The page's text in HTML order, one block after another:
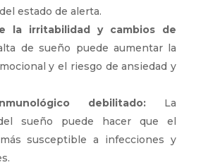
estado de alerta.
la irritabilidad y cambios de
de sueño puede aumentar la
y el riesgo de ansiedad y
debilitado: La
sueño puede hacer que el
susceptible a infecciones y